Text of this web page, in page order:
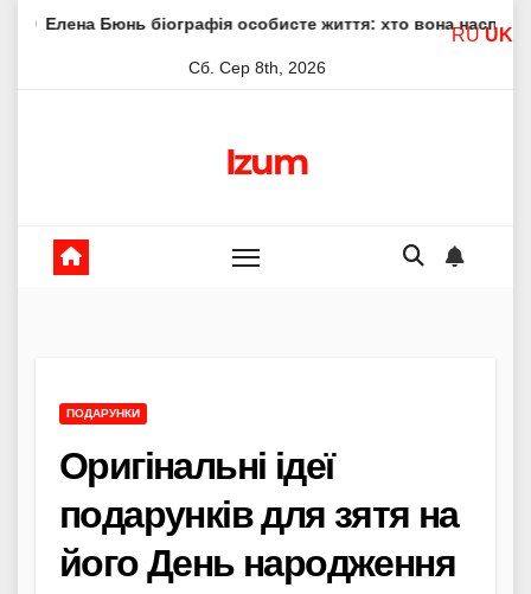
Skipбіографія особисте життя: хто вона насправді
Сб. Сер 8th, 2026
Izum
ПОДАРУНКИ
Оригінальні ідеї
подарунків для зятя на
його День народження
RU UK